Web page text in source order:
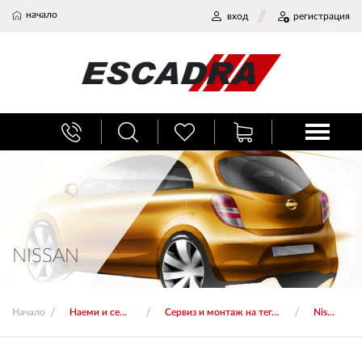
начало вход регистрация
NISSAN
Начало Наеми и сервиз Сервиз и монтаж на тегличи Nissan
БАГАЖНИЦИ
ТЕГЛИЧ ЗА КОЛА
ВЕРИГИ ЗА СНЯГ
ХЛАДИЛНИ ЧАНТИ